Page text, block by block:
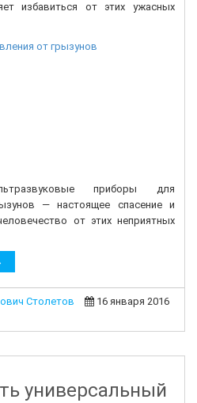
избавиться от этих ужасных
приборы для
— настоящее спасение и
от этих неприятных
Столетов 16 января 2016
универсальный